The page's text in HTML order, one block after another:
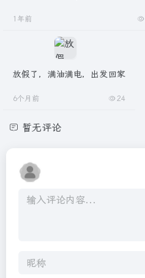
1年前
放假了，满油满电，出发回家
6个月前 24
暂无评论